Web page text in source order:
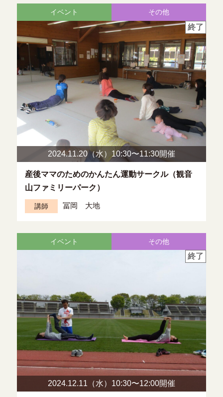
イベント その他
終了
2024.11.20（水）10:30〜11:30開催
産後ママのためのかんたん運動サークル（観音
山ファミリーパーク）
講師 冨岡 大地
イベント その他
終了
2024.12.11（水）10:30〜12:00開催